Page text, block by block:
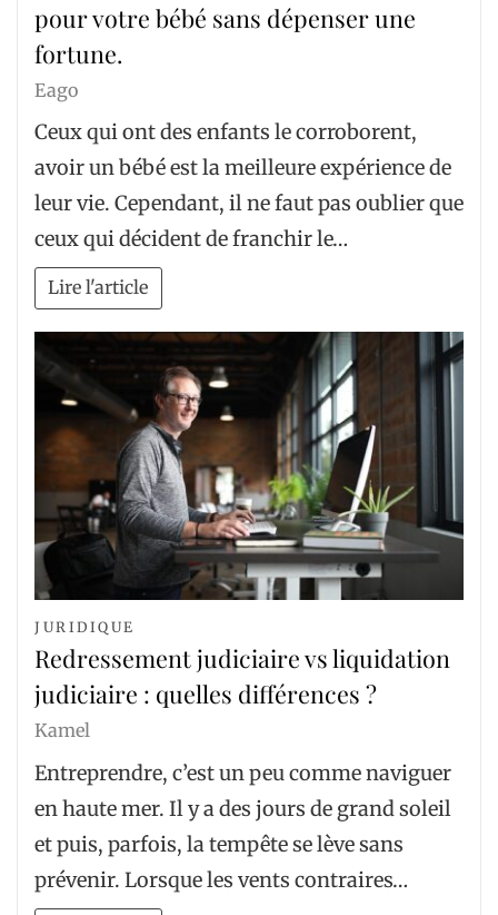
pour votre bébé sans dépenser une
fortune.
Eago
Ceux qui ont des enfants le corroborent,
avoir un bébé est la meilleure expérience de
leur vie. Cependant, il ne faut pas oublier que
ceux qui décident de franchir le…
Lire l'article
JURIDIQUE
Redressement judiciaire vs liquidation
judiciaire : quelles différences ?
Kamel
Entreprendre, c’est un peu comme naviguer
en haute mer. Il y a des jours de grand soleil
et puis, parfois, la tempête se lève sans
prévenir. Lorsque les vents contraires…